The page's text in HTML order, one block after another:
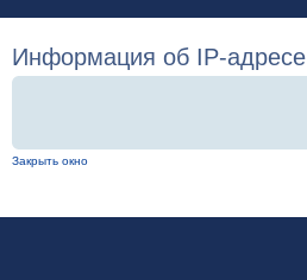
Информация об IP-адресе
Закрыть окно